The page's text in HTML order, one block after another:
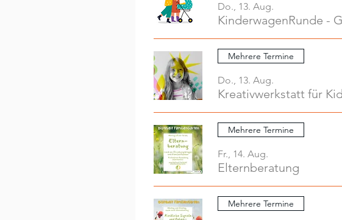
Do., 13. Aug.
Mehrere Termine
Do., 13. Aug.
Mehrere Termine
Fr., 14. Aug.
Elternberatung
Mehrere Termine